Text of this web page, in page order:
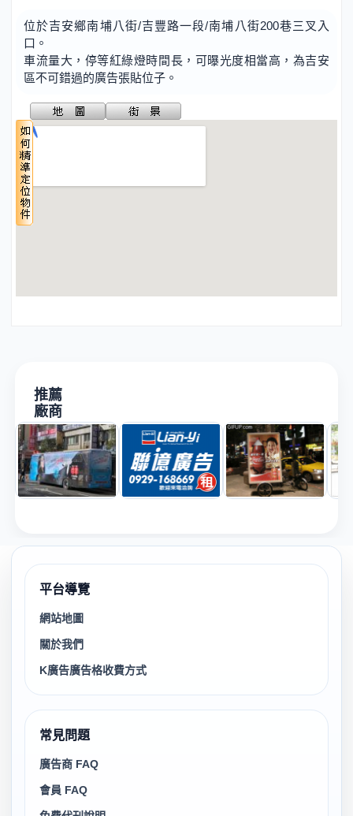
位於吉安鄉南埔八街/吉豐路一段/南埔八街200巷三叉入
口。
車流量大，停等紅綠燈時間長，可曝光度相當高，為吉安
區不可錯過的廣告張貼位子。
推薦
廠商
平台導覽
網站地圖
關於我們
K廣告廣告格收費方式
常見問題
廣告商 FAQ
會員 FAQ